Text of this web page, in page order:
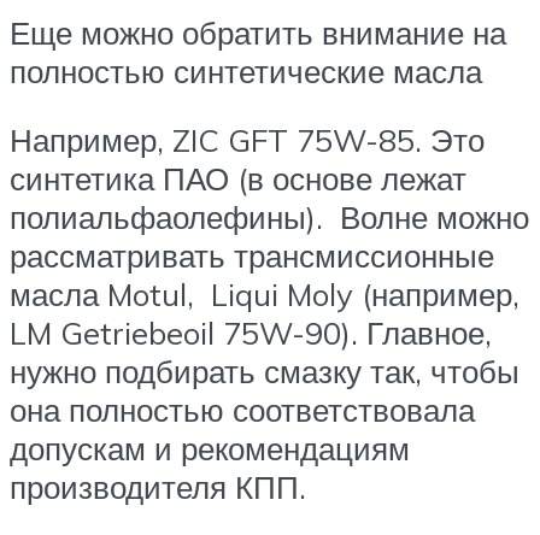
Еще можно обратить внимание на
полностью синтетические масла
Например, ZIC GFT 75W-85. Это
синтетика ПАО (в основе лежат
полиальфаолефины). Волне можно
рассматривать трансмиссионные
масла Motul, Liqui Moly (например,
LM Getriebeoil 75W-90). Главное,
нужно подбирать смазку так, чтобы
она полностью соответствовала
допускам и рекомендациям
производителя КПП.